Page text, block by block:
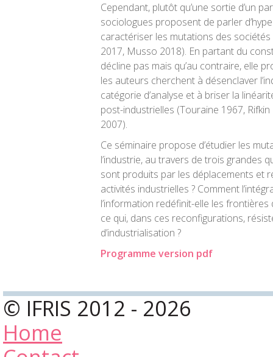
Cependant, plutôt qu’une sortie d’un
sociologues proposent de parler
caractériser les mutations des
2017, Musso 2018). En partant du
décline pas mais qu’au contraire, elle
les auteurs cherchent à désenclaver
catégorie d’analyse et à briser la
post-industrielles (Touraine 1967,
2007).
Ce séminaire propose d’étudier les
l’industrie, au travers de trois grandes
sont produits par les déplacements et
activités industrielles ? Comment
l’information redéfinit-elle les frontières
ce qui, dans ces reconfigurations,
d’industrialisation ?
Programme version pdf
© IFRIS 2012 - 2026
Home